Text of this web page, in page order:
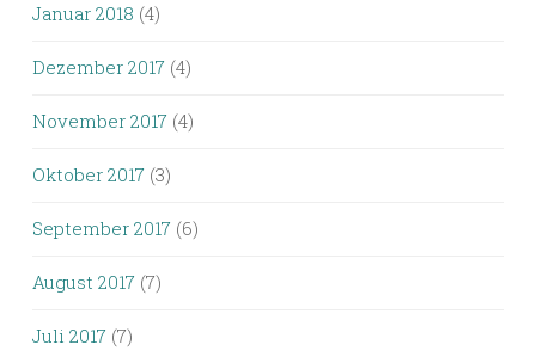
Januar 2018 (4)
Dezember 2017 (4)
November 2017 (4)
Oktober 2017 (3)
September 2017 (6)
August 2017 (7)
Juli 2017 (7)